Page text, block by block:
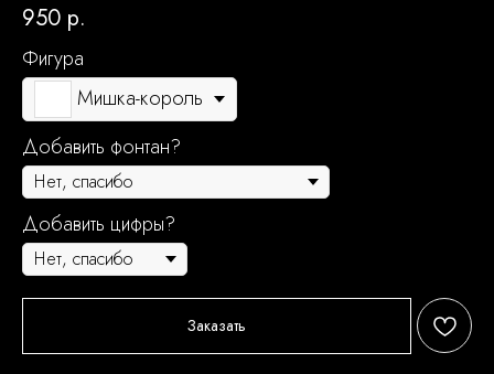
950 р.
Фигура
Мишка-король
Добавить фонтан?
Добавить цифры?
Заказать